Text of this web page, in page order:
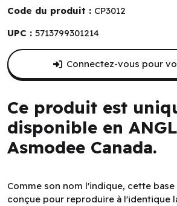
Code du produit : CP3012
UPC : 5713799301214
Ce produit est
disponible en
Asmodee Canada.
Comme son nom l'indique, cette
conçue pour reproduire à l'identique
Connectez-vous pour